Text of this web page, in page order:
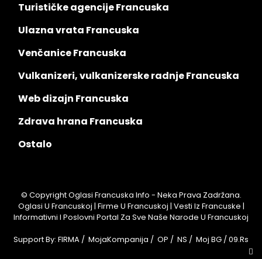
Turističke agencije Francuska
Ulazna vrata Francuska
Venčanice Francuska
Vulkanizeri, vulkanizerske radnje Francuska
Web dizajn Francuska
Zdrava hrana Francuska
Ostalo
© Copyright Oglasi Francuska Info - Neka Prava Zadržana.
Oglasi U Francuskoj | Firme U Francuskoj | Vesti Iz Francuske |
Informativni I Poslovni Portal Za Sve Naše Narode U Francuskoj
Support By: FIRMA / MojaKompanija / OP / NS / Moj BG /09.rs